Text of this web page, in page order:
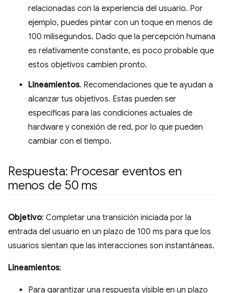
relacionadas con la experiencia del usuario. Por
ejemplo, puedes pintar con un toque en menos de
100 milisegundos. Dado que la percepción humana
es relativamente constante, es poco probable que
estos objetivos cambien pronto.
Lineamientos. Recomendaciones que te ayudan a
alcanzar tus objetivos. Estas pueden ser
específicas para las condiciones actuales de
hardware y conexión de red, por lo que pueden
cambiar con el tiempo.
Respuesta: Procesar eventos en
menos de 50 ms
Objetivo: Completar una transición iniciada por la
entrada del usuario en un plazo de 100 ms para que los
usuarios sientan que las interacciones son instantáneas.
Lineamientos:
Para garantizar una respuesta visible en un plazo